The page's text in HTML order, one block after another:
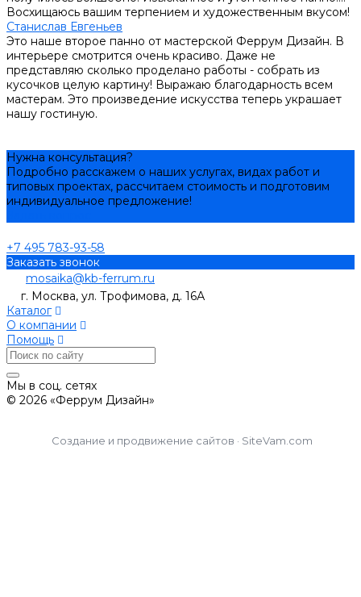
Восхищаюсь вашим терпением и художественным вкусом!
Станислав Евгеньев
Это наше второе панно от мастерской Феррум Дизайн. В
интерьере смотрится очень красиво. Даже не
представляю сколько проделано работы - собрать из
кусочков целую картину! Выражаю благодарность всем
мастерам. Это произведение искусства теперь украшает
нашу гостиную.
Нужна консультация?
Подробно расскажем о наших услугах, видах работ и
типовых проектах, рассчитаем стоимость и подготовим
индивидуальное предложение!
+7 495 783-93-58
Заказать звонок
mosaika@kb-ferrum.ru
г. Москва, ул. Трофимова, д. 16А
Каталог
О компании
Помощь
Мы в соц. сетях
© 2026 «Феррум Дизайн»
Создание и продвижение сайтов · SiteVam.com